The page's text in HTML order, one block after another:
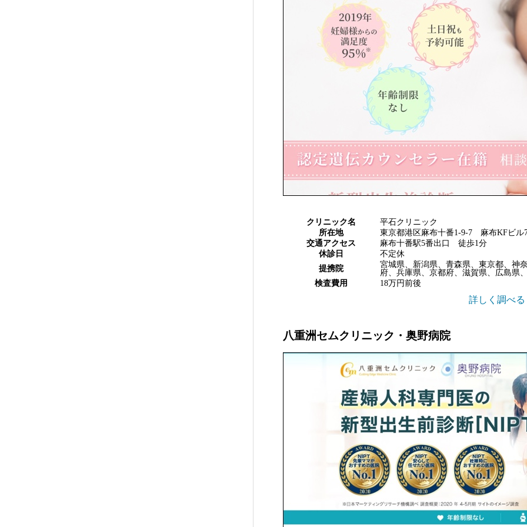
クリニック名
平石クリニック
所在地
東京都港区麻布十番1-9-7 麻布KFビル
交通アクセス
麻布十番駅5番出口 徒歩1分
休診日
不定休
提携院
宮城県、新潟県、青森県、東京都、神
府、兵庫県、京都府、滋賀県、広島県
検査費用
18万円前後
詳しく調べる
八重洲セムクリニック・奥野病院